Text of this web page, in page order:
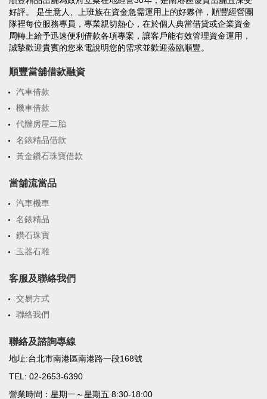
好評。 是生意人、上班族在資金急需運用上的好夥伴，順豐經營團
隊裡每位服務專員，專業親切熱心，在於個人典當借貸或企業資金
周轉上給予迅速便利借款各項專案，讓客戶能有效管理資金運用，
誠摯歡迎貴賓的您來電說明您的需求並歡迎蒞臨順豐。
順豐當舖借款融資
汽車借款
機車借款
代辦房屋二胎
名錶精品借款
黃金鑽石珠寶借款
當舖流當品
汽車機車
名錶精品
鑽石珠寶
玉器石雕
客服及聯絡我們
交易方式
聯絡我們
聯絡及諮詢專線
地址:台北市南港區南港路一段168號
TEL: 02-2653-6390
營業時間：星期一～星期五 8:30-18:00